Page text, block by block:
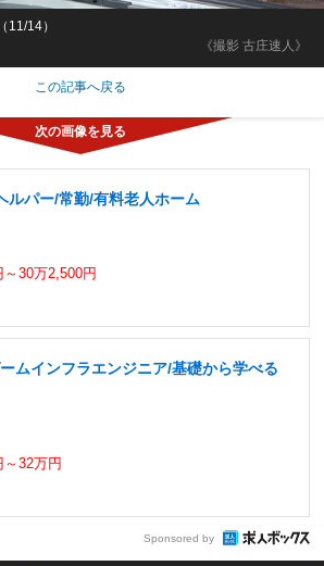
《撮影 古庄速人》
11/14）
この記事へ戻る
ルパー/常勤/有料老人ホーム
30万2,500円
ムインフラエンジニア/基礎から学べる
～32万円
Sponsored by